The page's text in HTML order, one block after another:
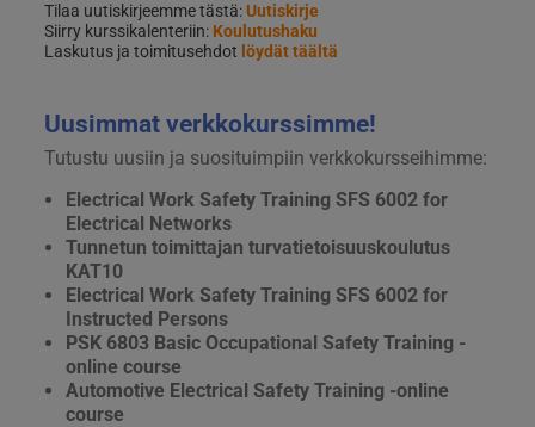
Tilaa uutiskirjeemme tästä:Uutiskirje
Siirry kurssikalenteriin: Koulutushaku
Laskutus ja toimitusehdot löydät täältä
Uusimmat verkkokurssimme!
Tutustu uusiin ja suosituimpiin verkkokursseihimme:
Electrical Work Safety Training SFS 6002 for
Electrical Networks
Tunnetun toimittajan turvatietoisuuskoulutus
KAT10
Electrical Work Safety Training SFS 6002 for
Instructed Persons
PSK 6803 Basic Occupational Safety Training -
online course
Automotive Electrical Safety Training -online
course